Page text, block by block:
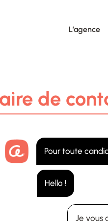
L’agence
de
Pour toute
Hello !
Je vous